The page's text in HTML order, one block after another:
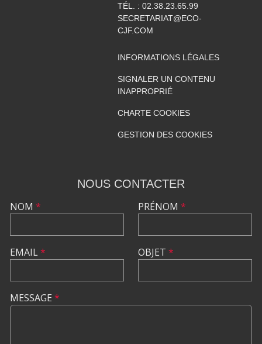
TÉL. : 02.38.23.65.99
SECRETARIAT@ECO-
CJF.COM
INFORMATIONS LÉGALES
SIGNALER UN CONTENU
INAPPROPRIÉ
CHARTE COOKIES
GESTION DES COOKIES
NOUS CONTACTER
NOM *
EMAIL*
PRÉNOM *
OBJET *
MESSAGE *